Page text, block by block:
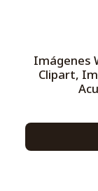
-75%
Imágenes
Clipart,